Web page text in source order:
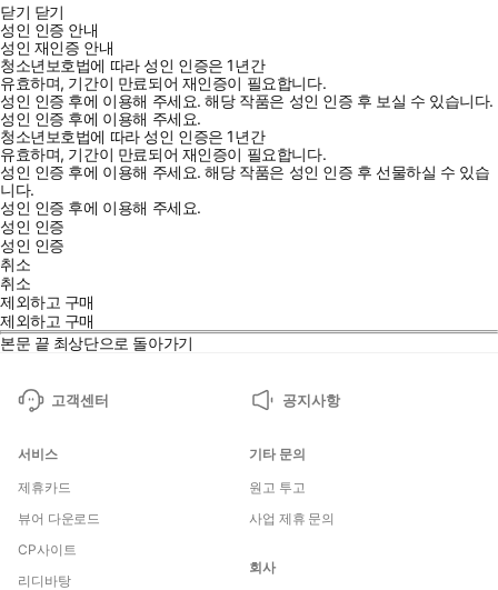
닫기 닫기
성인 인증 안내
성인 재인증 안내
청소년보호법에 따라 성인 인증은 1년간
유효하며, 기간이 만료되어 재인증이 필요합니다.
성인 인증 후에 이용해 주세요.해당 작품은 성인 인증 후 보실 수 있습니다.
성인 인증 후에 이용해 주세요.
청소년보호법에 따라 성인 인증은 1년간
유효하며, 기간이 만료되어 재인증이 필요합니다.
성인 인증 후에 이용해 주세요.해당 작품은 성인 인증 후 선물하실 수 있습
니다.
성인 인증 후에 이용해 주세요.
성인 인증
성인 인증
취소
취소
제외하고 구매
제외하고 구매
본문 끝 최상단으로 돌아가기
고객센터 공지사항
서비스
제휴카드
뷰어 다운로드
CP사이트
리디바탕
기타 문의
원고 투고
사업 제휴 문의
회사